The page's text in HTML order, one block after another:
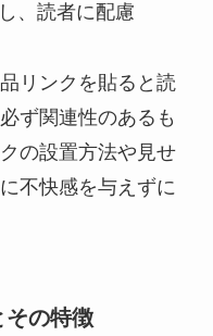
、読者に配慮
リンクを貼ると読
ず関連性のあるも
の設置方法や見せ
不快感を与えずに
その特徴